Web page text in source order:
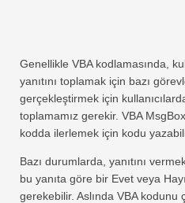
Genellikle VBA kodlamasında,
yanıtını toplamak için bazı
gerçekleştirmek için
toplamamız gerekir. VBA
kodda ilerlemek için kodu
Bazı durumlarda, yanıtını
bu yanıta göre bir Evet veya
gerekebilir. Aslında VBA kodunu